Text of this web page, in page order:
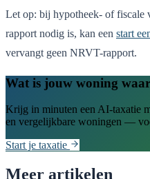
Let op: bij hypotheek- of fiscale
rapport nodig is, kan een start
vervangt geen NRVT-rapport.
Wat is jouw woning
Krijg in minuten een AI-taxatie
en vergelijkbare woningen —
Start je taxatie
Meer artikelen